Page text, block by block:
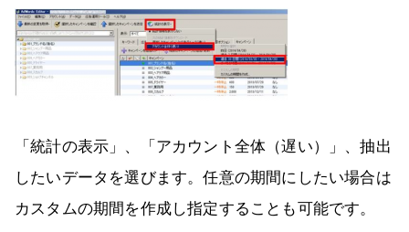
「統計の表示」、「アカウント全体（遅い）」、抽出
したいデータを選びます。任意の期間にしたい場合は
カスタムの期間を作成し指定することも可能です。